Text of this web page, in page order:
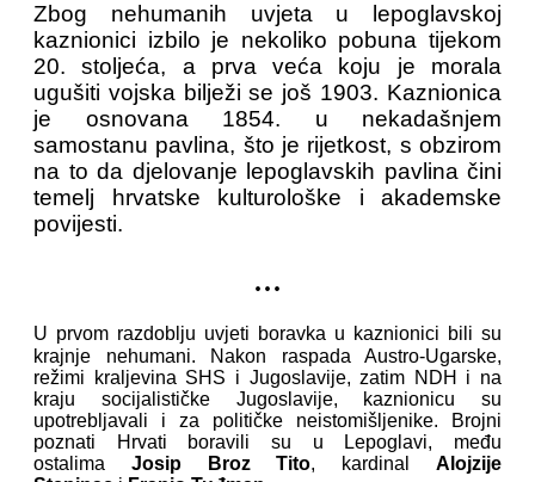
Zbog nehumanih uvjeta u lepoglavskoj
kaznionici izbilo je nekoliko pobuna tijekom
20. stoljeća, a prva veća koju je morala
ugušiti vojska bilježi se još 1903. Kaznionica
je osnovana 1854. u nekadašnjem
samostanu pavlina, što je rijetkost, s obzirom
na to da djelovanje lepoglavskih pavlina čini
temelj hrvatske kulturološke i akademske
povijesti.
...
U prvom razdoblju uvjeti boravka u kaznionici bili su
krajnje nehumani. Nakon raspada Austro-Ugarske,
režimi kraljevina SHS i Jugoslavije, zatim NDH i na
kraju socijalističke Jugoslavije, kaznionicu su
upotrebljavali i za političke neistomišljenike. Brojni
poznati Hrvati boravili su u Lepoglavi, među
ostalima Josip Broz Tito, kardinalAlojzije